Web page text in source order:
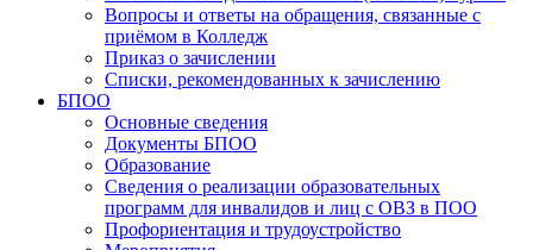
Вопросы и ответы на обращения, связанные с
приёмом в Колледж
Приказ о зачислении
Списки, рекомендованных к зачислению
БПОО
Основные сведения
Документы БПОО
Образование
Сведения о реализации образовательных
программ для инвалидов и лиц с ОВЗ в ПОО
Профориентация и трудоустройство